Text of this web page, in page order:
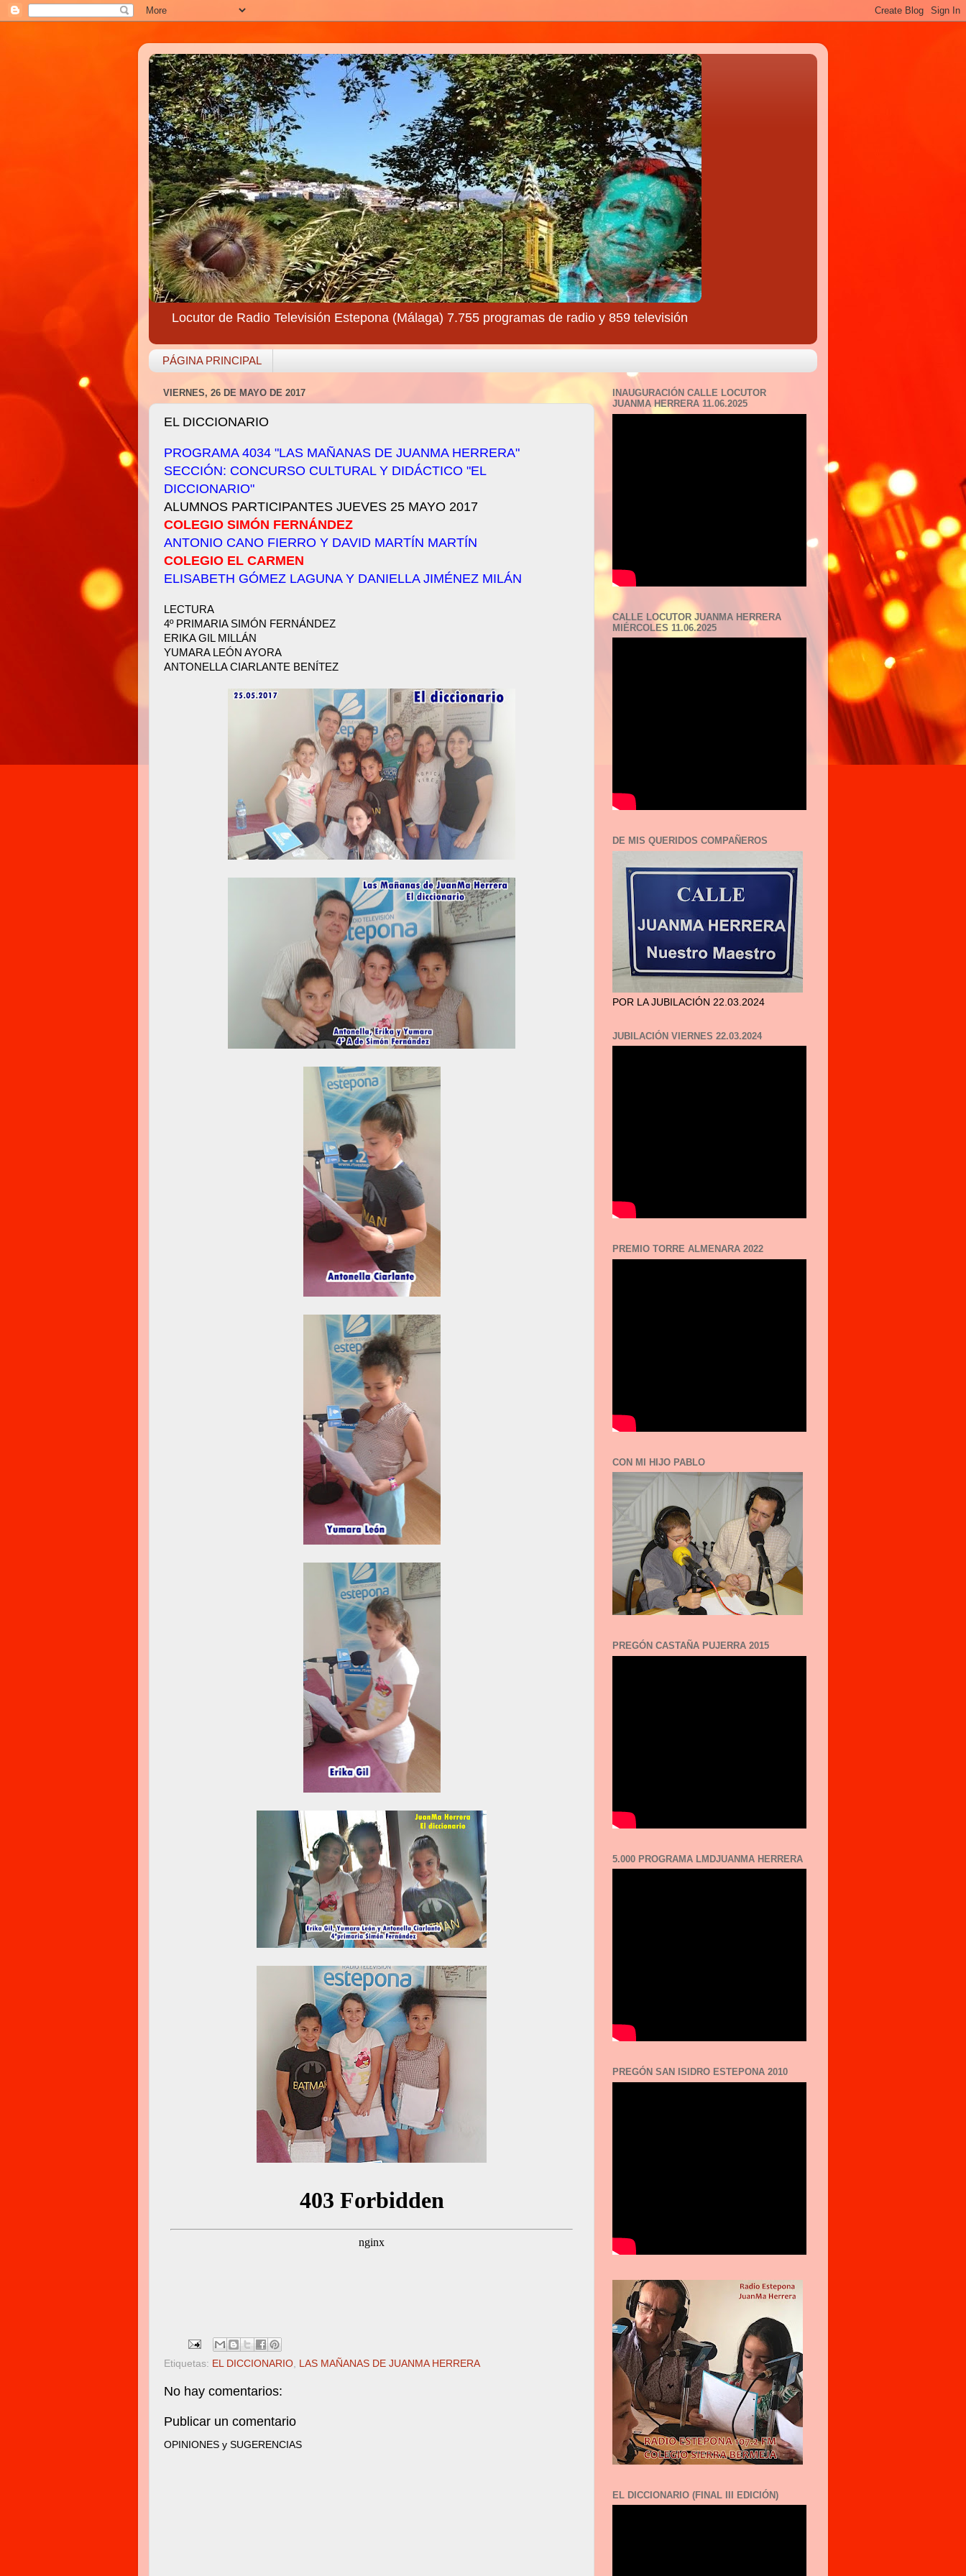
Locutor de Radio Televisión Estepona (Málaga) 7.755 programas de radio y 859 televisión
PÁGINA PRINCIPAL
VIERNES, 26 DE MAYO DE 2017
EL DICCIONARIO
PROGRAMA 4034 "LAS MAÑANAS DE JUANMA HERRERA"
SECCIÓN: CONCURSO CULTURAL Y DIDÁCTICO "EL
DICCIONARIO"
ALUMNOS PARTICIPANTES JUEVES 25 MAYO 2017
COLEGIO SIMÓN FERNÁNDEZ
ANTONIO CANO FIERRO Y DAVID MARTÍN MARTÍN
COLEGIO EL CARMEN
ELISABETH GÓMEZ LAGUNA Y DANIELLA JIMÉNEZ MILÁN
LECTURA
4º PRIMARIA SIMÓN FERNÁNDEZ
ERIKA GIL MILLÁN
YUMARA LEÓN AYORA
ANTONELLA CIARLANTE BENÍTEZ
Etiquetas: EL DICCIONARIO, LAS MAÑANAS DE JUANMA HERRERA
No hay comentarios:
Publicar un comentario
OPINIONES y SUGERENCIAS
INAUGURACIÓN CALLE LOCUTOR
JUANMA HERRERA 11.06.2025
CALLE LOCUTOR JUANMA HERRERA
MIÉRCOLES 11.06.2025
DE MIS QUERIDOS COMPAÑEROS
POR LA JUBILACIÓN 22.03.2024
JUBILACIÓN VIERNES 22.03.2024
PREMIO TORRE ALMENARA 2022
CON MI HIJO PABLO
PREGÓN CASTAÑA PUJERRA 2015
5.000 PROGRAMA LMDJUANMA HERRERA
PREGÓN SAN ISIDRO ESTEPONA 2010
EL DICCIONARIO (FINAL III EDICIÓN)